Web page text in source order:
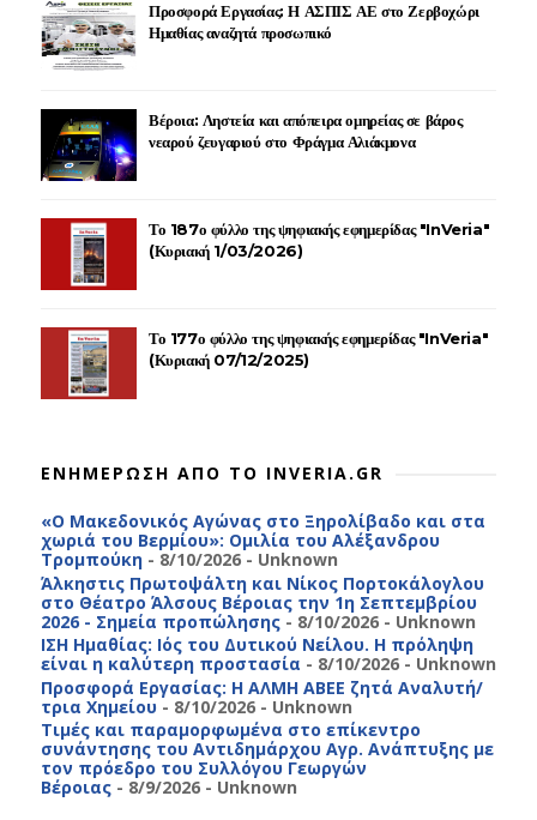
Προσφορά Εργασίας: Η ΑΣΠΙΣ ΑΕ στο Ζερβοχώρι
Ημαθίας αναζητά προσωπικό
Βέροια: Ληστεία και απόπειρα ομηρείας σε βάρος
νεαρού ζευγαριού στο Φράγμα Αλιάκμονα
Το 187ο φύλλο της ψηφιακής εφημερίδας "InVeria"
(Κυριακή 1/03/2026)
Το 177ο φύλλο της ψηφιακής εφημερίδας "InVeria"
(Κυριακή 07/12/2025)
ΕΝΗΜΕΡΩΣΗ ΑΠΟ ΤΟ INVERIA.GR
«Ο Μακεδονικός Αγώνας στο Ξηρολίβαδο και στα
χωριά του Βερμίου»: Ομιλία του Αλέξανδρου
Τρομπούκη- 8/10/2026- Unknown
Άλκηστις Πρωτοψάλτη και Νίκος Πορτοκάλογλου
στο Θέατρο Άλσους Βέροιας την 1η Σεπτεμβρίου
2026 - Σημεία προπώλησης- 8/10/2026- Unknown
ΙΣΗ Ημαθίας: Ιός του Δυτικού Νείλου. Η πρόληψη
είναι η καλύτερη προστασία - 8/10/2026- Unknown
Προσφορά Εργασίας: Η ΑΛΜΗ ΑΒΕΕ ζητά Αναλυτή/
τρια Χημείου- 8/10/2026- Unknown
Τιμές και παραμορφωμένα στο επίκεντρο
συνάντησης του Αντιδημάρχου Αγρ. Ανάπτυξης με
τον πρόεδρο του Συλλόγου Γεωργών
Βέροιας- 8/9/2026- Unknown